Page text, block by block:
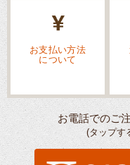
お支払い方法
について
お電話でのご
(タップす